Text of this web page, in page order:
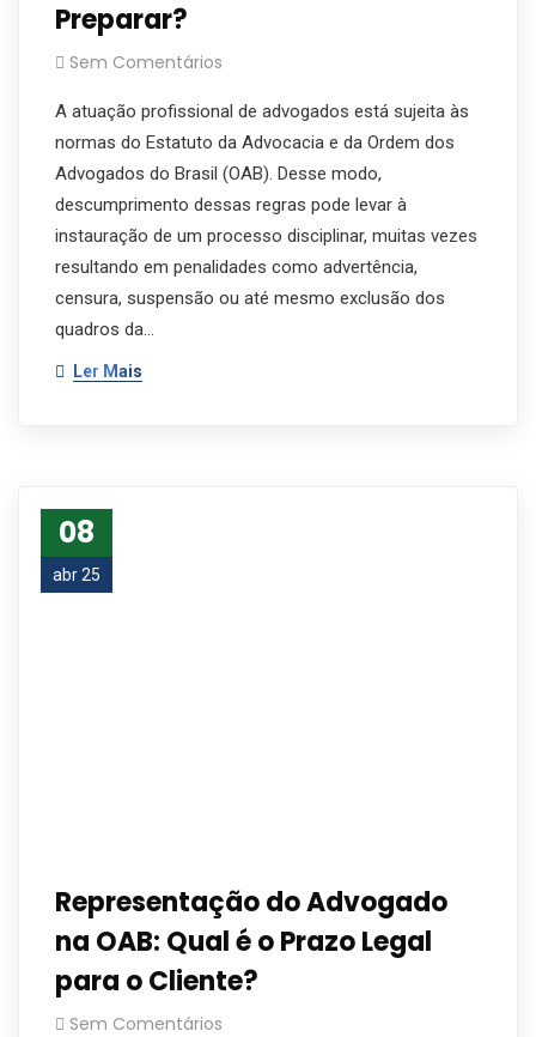
Preparar?
Sem Comentários
A atuação profissional de advogados está sujeita às
normas do Estatuto da Advocacia e da Ordem dos
Advogados do Brasil (OAB). Desse modo,
descumprimento dessas regras pode levar à
instauração de um processo disciplinar, muitas vezes
resultando em penalidades como advertência,
censura, suspensão ou até mesmo exclusão dos
quadros da…
Ler Mais
08
abr 25
Representação do Advogado
na OAB: Qual é o Prazo Legal
para o Cliente?
Sem Comentários